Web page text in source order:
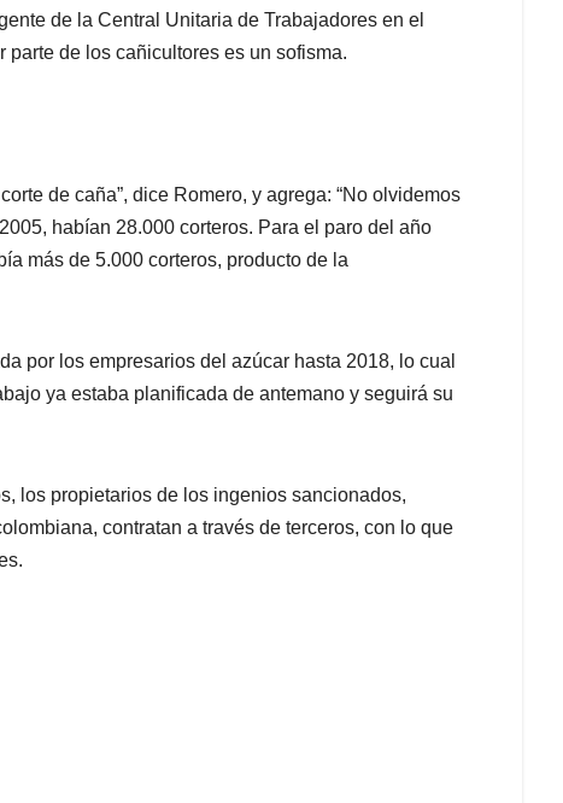
de la Central Unitaria de Trabajadores en el
de los cañicultores es un sofisma.
de caña”, dice Romero, y agrega: “No olvidemos
habían 28.000 corteros. Para el paro del año
más de 5.000 corteros, producto de la
por los empresarios del azúcar hasta 2018, lo cual
ya estaba planificada de antemano y seguirá su
los propietarios de los ingenios sancionados,
contratan a través de terceros, con lo que